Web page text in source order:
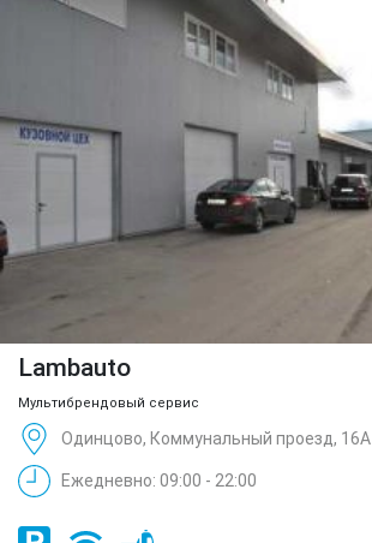
Lambauto
Мультибрендовый сервис
Одинцово, Коммунальный проезд, 16А
Ежедневно: 09:00 - 22:00